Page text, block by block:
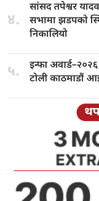
४.
सांसद तपेश्वर
सभामा झडपको
निकालियो
५. इन्फा अवार्ड–२०२६
टोली काठमाडौं